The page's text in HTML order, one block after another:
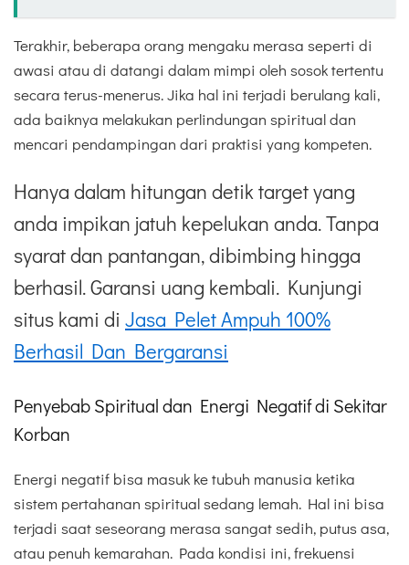
Terakhir, beberapa orang mengaku merasa seperti di
awasi atau di datangi dalam mimpi oleh sosok tertentu
secara terus-menerus. Jika hal ini terjadi berulang kali,
ada baiknya melakukan perlindungan spiritual dan
mencari pendampingan dari praktisi yang kompeten.
Hanya dalam hitungan detik target yang
anda impikan jatuh kepelukan anda. Tanpa
syarat dan pantangan, dibimbing hingga
berhasil. Garansi uang kembali. Kunjungi
situs kami di Jasa Pelet Ampuh 100%
Berhasil Dan Bergaransi
Penyebab Spiritual dan Energi Negatif di Sekitar
Korban
Energi negatif bisa masuk ke tubuh manusia ketika
sistem pertahanan spiritual sedang lemah. Hal ini bisa
terjadi saat seseorang merasa sangat sedih, putus asa,
atau penuh kemarahan. Pada kondisi ini, frekuensi